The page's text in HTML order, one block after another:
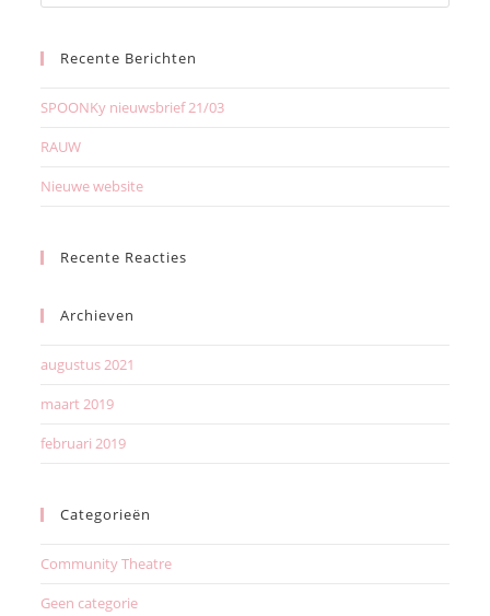
Recente Berichten
SPOONKy nieuwsbrief 21/03
RAUW
Nieuwe website
Recente Reacties
Archieven
augustus 2021
maart 2019
februari 2019
Categorieën
Community Theatre
Geen categorie